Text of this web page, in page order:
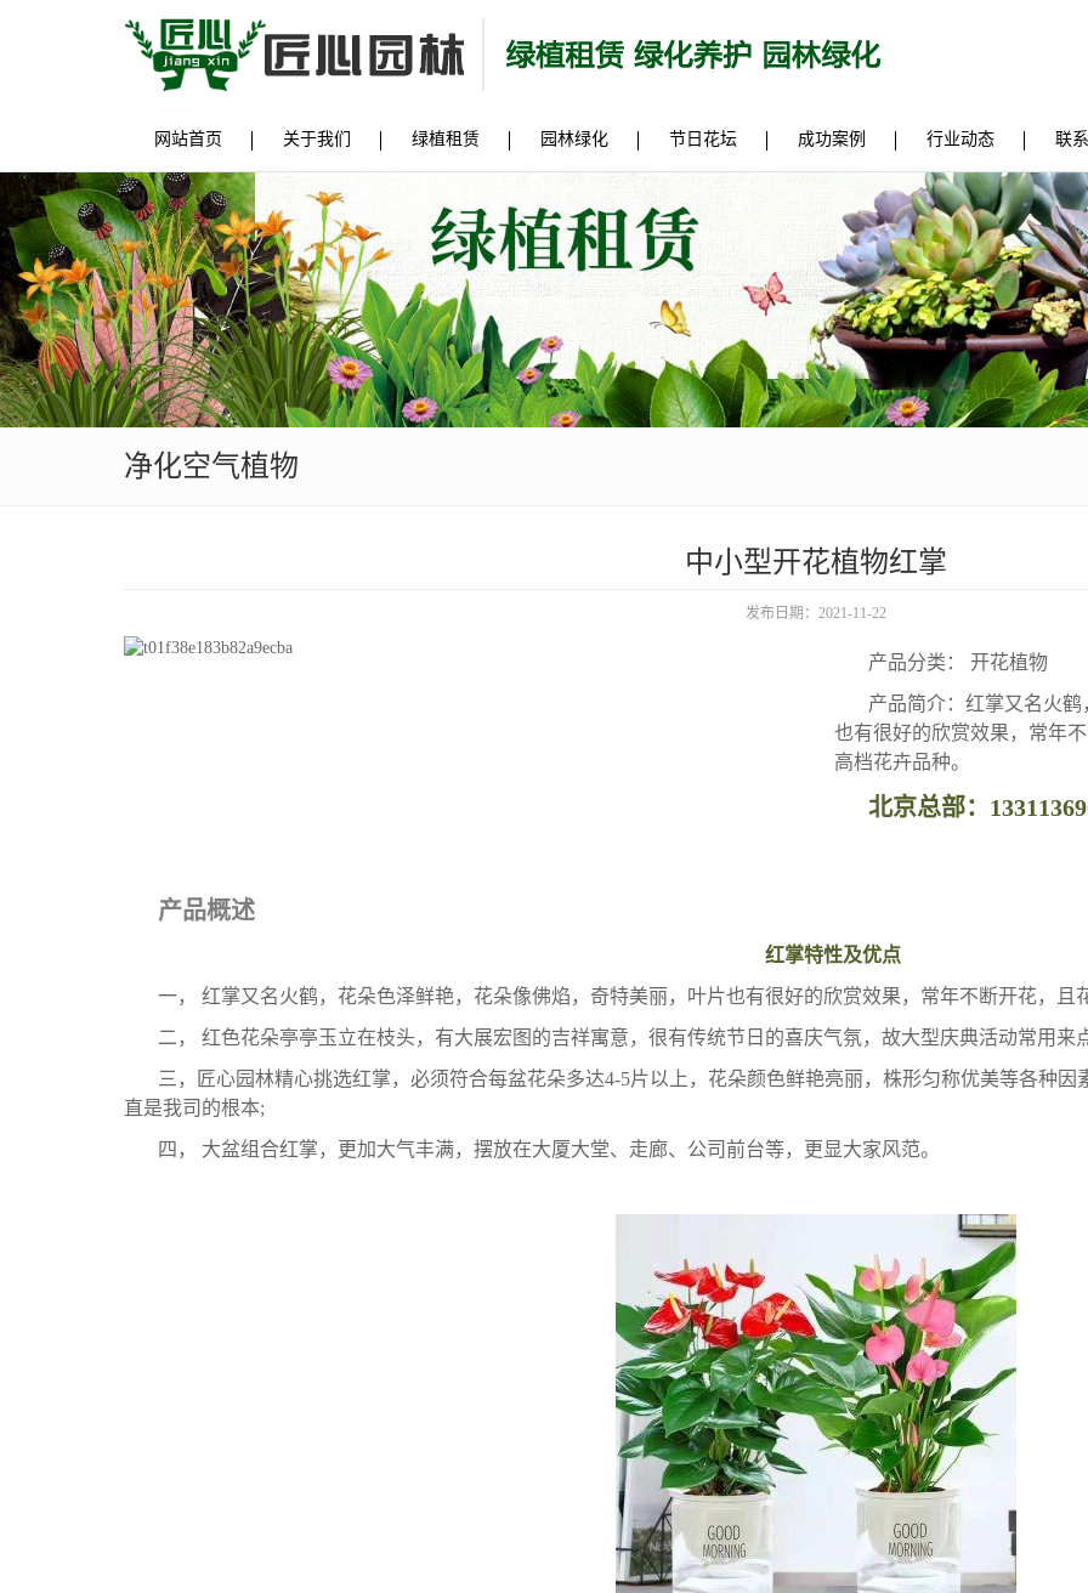
网站首页 关于我们 绿植租赁 园林绿化 节日花坛 成功案例 行业动态 联
净化空气植物
中小型开花植物红掌
发布日期：2021-11-22
产品分类： 开花植物
产品简介：红掌又名火
也有很好的欣赏效果，常年
高档花卉品种。
北京总部：
产品概述
红掌特性及优点
一， 红掌又名火鹤，花朵色泽鲜艳，花朵像佛焰，奇特美丽，叶片也有很好的欣赏效果，常年不断开花，
二， 红色花朵亭亭玉立在枝头，有大展宏图的吉祥寓意，很有传统节日的喜庆气氛，故大型庆典活动常用来
三，匠心园林精心挑选红掌，必须符合每盆花朵多达4-5片以上，花朵颜色鲜艳亮丽，株形匀称优美等各种
直是我司的根本;
四， 大盆组合红掌，更加大气丰满，摆放在大厦大堂、走廊、公司前台等，更显大家风范。